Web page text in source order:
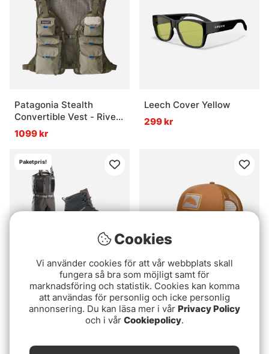
Patagonia Stealth
Convertible Vest - River
Rock Green
1099 kr
Leech Cover Yellow
299 kr
Paketpris!
Guideline Laxa 2.0
Vadarcombo (Filtsula)
4399 kr
Simms Double Haul Icon
Trucker - Earthenware
349 kr
Cookies
Vi använder cookies för att vår webbplats skall
fungera så bra som möjligt samt för
marknadsföring och statistik. Cookies kan komma
att användas för personlig och icke personlig
annonsering. Du kan läsa mer i vår Privacy Policy
och i vår Cookiepolicy.